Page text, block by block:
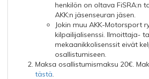
henkilön on oltava FiSRA:n
AKK:n jäsenseuran jäsen.
Jokin muu AKK-Motorsport
kilpailijalisenssi. Ilmoittaja-
mekaanikkolisenssit eivät
osallistumiseen.
Maksa osallistumismaksu 20€.
tästä.